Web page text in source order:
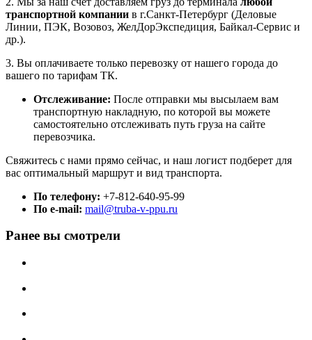
транспортной компании в г.Санкт-Петербург (Деловые
Линии, ПЭК, Возовоз, ЖелДорЭкспедиция, Байкал-Сервис и
др.).
3. Вы оплачиваете только перевозку от нашего города до
вашего по тарифам ТК.
Отслеживание: После отправки мы высылаем вам
транспортную накладную, по которой вы можете
самостоятельно отслеживать путь груза на сайте
перевозчика.
Свяжитесь с нами прямо сейчас, и наш логист подберет для
вас оптимальный маршрут и вид транспорта.
По телефону: +7-812-640-95-99
По e-mail: mail@truba-v-ppu.ru
Ранее вы смотрели